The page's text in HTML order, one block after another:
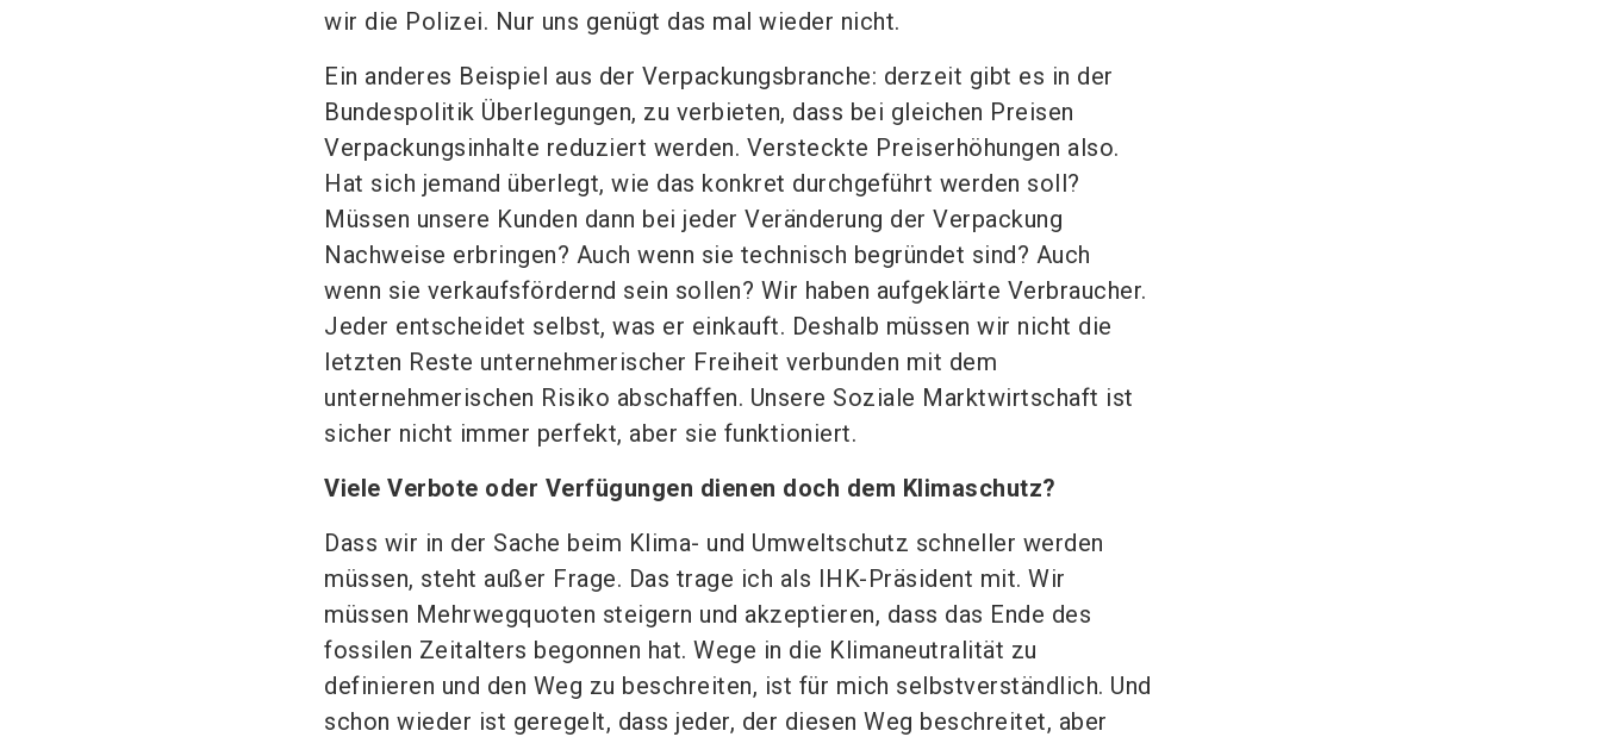
wir die Polizei. Nur uns genügt das mal wieder nicht.
Ein anderes Beispiel aus der Verpackungsbranche: derzeit gibt es in der
Bundespolitik Überlegungen, zu verbieten, dass bei gleichen Preisen
Verpackungsinhalte reduziert werden. Versteckte Preiserhöhungen also.
Hat sich jemand überlegt, wie das konkret durchgeführt werden soll?
Müssen unsere Kunden dann bei jeder Veränderung der Verpackung
Nachweise erbringen? Auch wenn sie technisch begründet sind? Auch
wenn sie verkaufsfördernd sein sollen? Wir haben aufgeklärte Verbraucher.
Jeder entscheidet selbst, was er einkauft. Deshalb müssen wir nicht die
letzten Reste unternehmerischer Freiheit verbunden mit dem
unternehmerischen Risiko abschaffen. Unsere Soziale Marktwirtschaft ist
sicher nicht immer perfekt, aber sie funktioniert.
Viele Verbote oder Verfügungen dienen doch dem Klimaschutz?
Dass wir in der Sache beim Klima- und Umweltschutz schneller werden
müssen, steht außer Frage. Das trage ich als IHK-Präsident mit. Wir
müssen Mehrwegquoten steigern und akzeptieren, dass das Ende des
fossilen Zeitalters begonnen hat. Wege in die Klimaneutralität zu
definieren und den Weg zu beschreiten, ist für mich selbstverständlich. Und
schon wieder ist geregelt, dass jeder, der diesen Weg beschreitet, aber